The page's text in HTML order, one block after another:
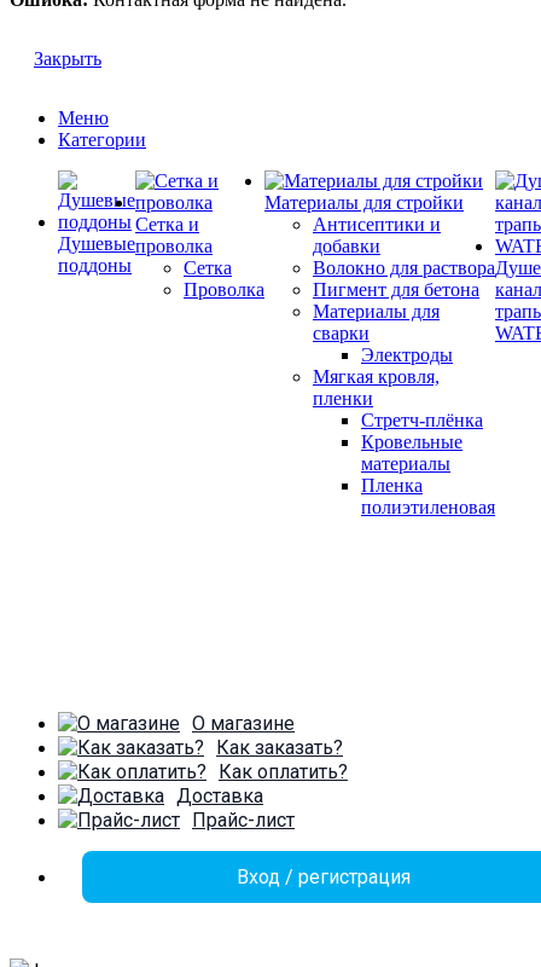
Закрыть
Меню
Категории
Душевые
поддоны
Сетка и
проволка
Сетка
Проволка
Материалы для стройки
Антисептики и
добавки
Волокно для раствора
Пигмент для бетона
Материалы для
сварки
Электроды
Мягкая кровля,
пленки
Стретч-плёнка
Кровельные
материалы
Пленка
полиэтиленовая
О магазине
Как заказать?
Как оплатить?
Доставка
Прайс-лист
Вход / регистрация